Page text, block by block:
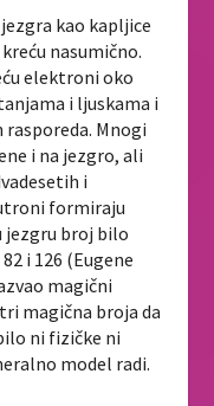
kao kapljice
nasumično.
elektroni oko
i ljuskama i
Mnogi
i na jezgro, ali
i
formiraju
jezgru broj bilo
i 126 (Eugene
magični
magična broja da
ni fizičke ni
model radi.